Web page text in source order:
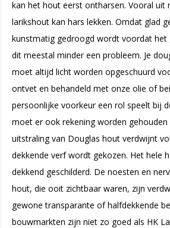
kan het hout eerst ontharsen. Vooral uit
larikshout kan hars lekken. Omdat glad
kunstmatig gedroogd wordt voordat het
dit meestal minder een probleem. Je
moet altijd licht worden opgeschuurd
ontvet en behandeld met onze olie of
persoonlijke voorkeur een rol speelt bij
moet er ook rekening worden
uitstraling van Douglas hout verdwijnt
dekkende verf wordt gekozen. Het hele
dekkend geschilderd. De noesten en
hout, die ooit zichtbaar waren, zijn
gewone transparante of halfdekkende
bouwmarkten zijn niet zo goed als HK